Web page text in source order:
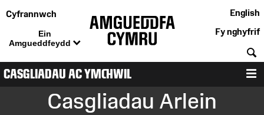
Cyfrannwch
Ein
Amgueddfeydd
English
Fy nghyfrif
CASGLIADAU AC YMCHWIL
Casgliadau Arlein